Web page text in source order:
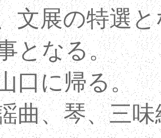
文展の特選
となる。
口に帰る。
曲、琴、三